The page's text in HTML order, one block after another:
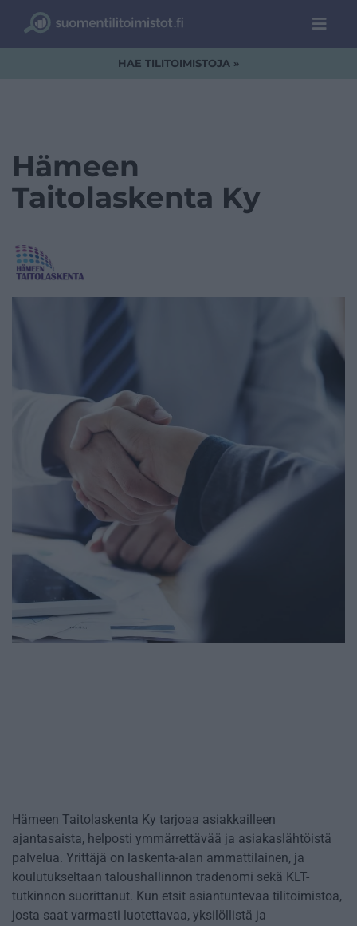
HAE TILITOIMISTOJA »
Hämeen
Taitolaskenta Ky
Hämeen Taitolaskenta Ky tarjoaa asiakkailleen
ajantasaista, helposti ymmärrettävää ja asiakaslähtöistä
palvelua. Yrittäjä on laskenta-alan ammattilainen, ja
koulutukseltaan taloushallinnon tradenomi sekä KLT-
tutkinnon suorittanut. Kun etsit asiantuntevaa tilitoimistoa,
josta saat varmasti luotettavaa, yksilöllistä ja